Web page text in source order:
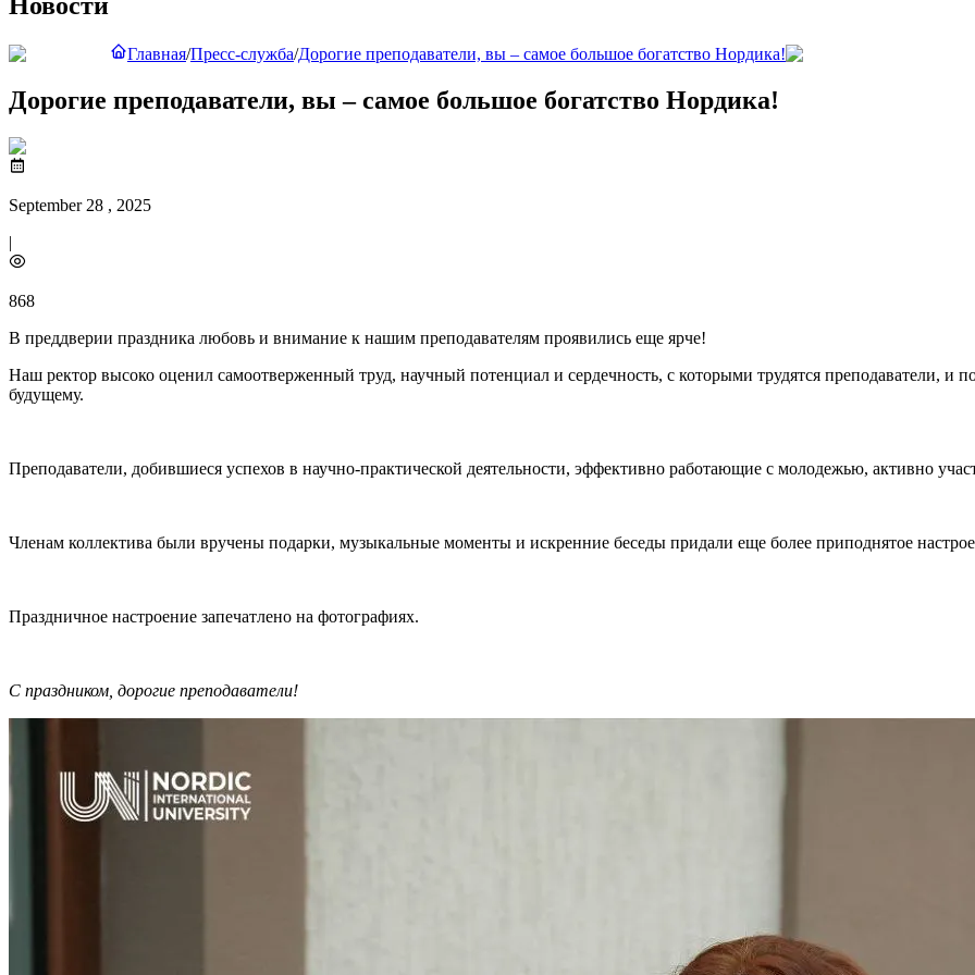
Новости
Главная/Пресс-служба/Дорогие преподаватели, вы – самое большое богатство Нордика!
Дорогие преподаватели, вы – самое большое богатство Нордика!
September 28 , 2025
|
868
В преддверии праздника любовь и внимание к нашим преподавателям проявились еще ярче!
Наш ректор высоко оценил самоотверженный труд, научный потенциал и сердечность, с которыми трудятся преподаватели, и
будущему.
Преподаватели, добившиеся успехов в научно-практической деятельности, эффективно работающие с молодежью, активно
Членам коллектива были вручены подарки, музыкальные моменты и искренние беседы придали еще более приподнятое
Праздничное настроение запечатлено на фотографиях.
С праздником, дорогие преподаватели!